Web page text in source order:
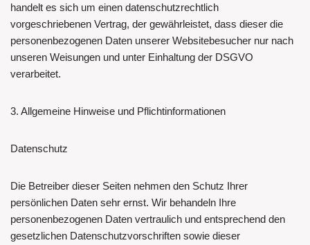
handelt es sich um einen datenschutzrechtlich
vorgeschriebenen Vertrag, der gewährleistet, dass dieser die
personenbezogenen Daten unserer Websitebesucher nur nach
unseren Weisungen und unter Einhaltung der DSGVO
verarbeitet.
3. Allgemeine Hinweise und Pflichtinformationen
Datenschutz
Die Betreiber dieser Seiten nehmen den Schutz Ihrer
persönlichen Daten sehr ernst. Wir behandeln Ihre
personenbezogenen Daten vertraulich und entsprechend den
gesetzlichen Datenschutzvorschriften sowie dieser